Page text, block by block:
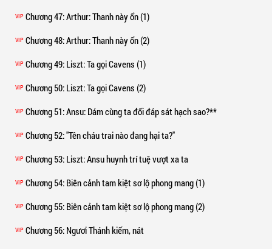
VIP Chương 47: Arthur: Thanh này ổn (1)
VIP Chương 48: Arthur: Thanh này ổn (2)
VIP Chương 49: Liszt: Ta gọi Cavens (1)
VIP Chương 50: Liszt: Ta gọi Cavens (2)
VIP Chương 51: Ansu: Dám cùng ta đối đáp sát hạch sao?**
VIP Chương 52: "Tên cháu trai nào đang hại ta?"
VIP Chương 53: Liszt: Ansu huynh trí tuệ vượt xa ta
VIP Chương 54: Biên cảnh tam kiệt sơ lộ phong mang (1)
VIP Chương 55: Biên cảnh tam kiệt sơ lộ phong mang (2)
VIP Chương 56: Ngươi Thánh kiếm, nát